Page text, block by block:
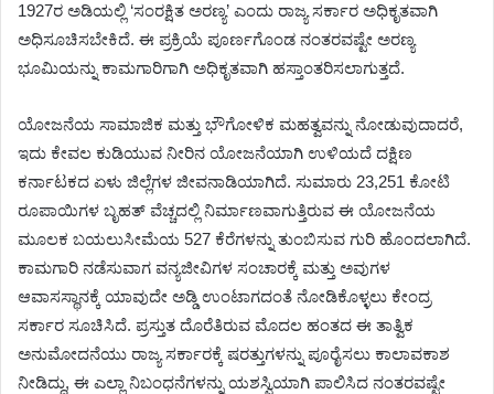
1927ರ ಅಡಿಯಲ್ಲಿ ‘ಸಂರಕ್ಷಿತ ಅರಣ್ಯ’ ಎಂದು ರಾಜ್ಯ ಸರ್ಕಾರ ಅಧಿಕೃತವಾಗಿ
ಅಧಿಸೂಚಿಸಬೇಕಿದೆ. ಈ ಪ್ರಕ್ರಿಯೆ ಪೂರ್ಣಗೊಂಡ ನಂತರವಷ್ಟೇ ಅರಣ್ಯ
ಭೂಮಿಯನ್ನು ಕಾಮಗಾರಿಗಾಗಿ ಅಧಿಕೃತವಾಗಿ ಹಸ್ತಾಂತರಿಸಲಾಗುತ್ತದೆ.
ಯೋಜನೆಯ ಸಾಮಾಜಿಕ ಮತ್ತು ಭೌಗೋಳಿಕ ಮಹತ್ವವನ್ನು ನೋಡುವುದಾದರೆ,
ಇದು ಕೇವಲ ಕುಡಿಯುವ ನೀರಿನ ಯೋಜನೆಯಾಗಿ ಉಳಿಯದೆ ದಕ್ಷಿಣ
ಕರ್ನಾಟಕದ ಏಳು ಜಿಲ್ಲೆಗಳ ಜೀವನಾಡಿಯಾಗಿದೆ. ಸುಮಾರು 23,251 ಕೋಟಿ
ರೂಪಾಯಿಗಳ ಬೃಹತ್ ವೆಚ್ಚದಲ್ಲಿ ನಿರ್ಮಾಣವಾಗುತ್ತಿರುವ ಈ ಯೋಜನೆಯ
ಮೂಲಕ ಬಯಲುಸೀಮೆಯ 527 ಕೆರೆಗಳನ್ನು ತುಂಬಿಸುವ ಗುರಿ ಹೊಂದಲಾಗಿದೆ.
ಕಾಮಗಾರಿ ನಡೆಸುವಾಗ ವನ್ಯಜೀವಿಗಳ ಸಂಚಾರಕ್ಕೆ ಮತ್ತು ಅವುಗಳ
ಆವಾಸಸ್ಥಾನಕ್ಕೆ ಯಾವುದೇ ಅಡ್ಡಿ ಉಂಟಾಗದಂತೆ ನೋಡಿಕೊಳ್ಳಲು ಕೇಂದ್ರ
ಸರ್ಕಾರ ಸೂಚಿಸಿದೆ. ಪ್ರಸ್ತುತ ದೊರೆತಿರುವ ಮೊದಲ ಹಂತದ ಈ ತಾತ್ವಿಕ
ಅನುಮೋದನೆಯು ರಾಜ್ಯ ಸರ್ಕಾರಕ್ಕೆ ಷರತ್ತುಗಳನ್ನು ಪೂರೈಸಲು ಕಾಲಾವಕಾಶ
ನೀಡಿದ್ದು, ಈ ಎಲ್ಲಾ ನಿಬಂಧನೆಗಳನ್ನು ಯಶಸ್ವಿಯಾಗಿ ಪಾಲಿಸಿದ ನಂತರವಷ್ಟೇ